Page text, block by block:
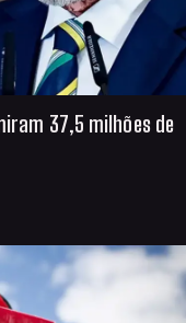
37,5 milhões de